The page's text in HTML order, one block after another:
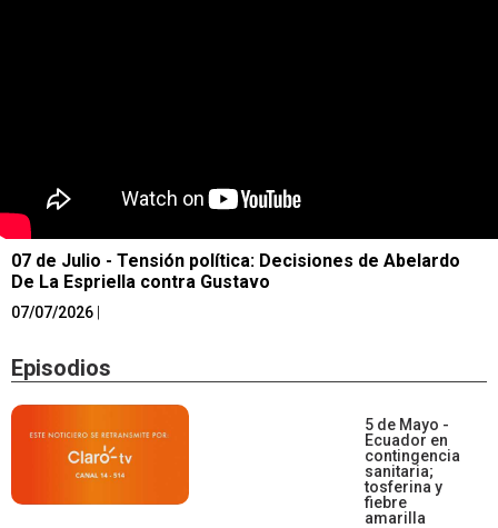
07 de Julio - Tensión política: Decisiones de Abelardo
De La Espriella contra Gustavo
07/07/2026
Episodios
5 de Mayo -
Ecuador en
contingencia
sanitaria;
tosferina y
fiebre
amarilla